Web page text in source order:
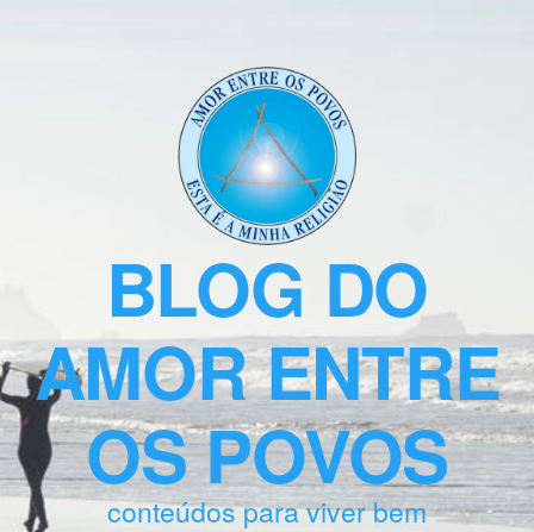
BLOG DO
AMOR ENTRE
OS POVOS
conteúdos para viver bem